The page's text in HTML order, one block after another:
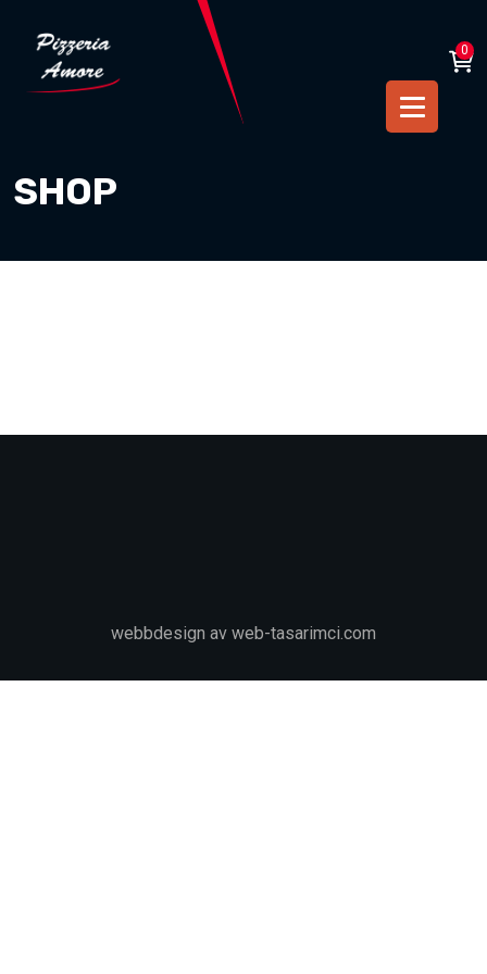
0
SHOP
webbdesign av web-tasarimci.com